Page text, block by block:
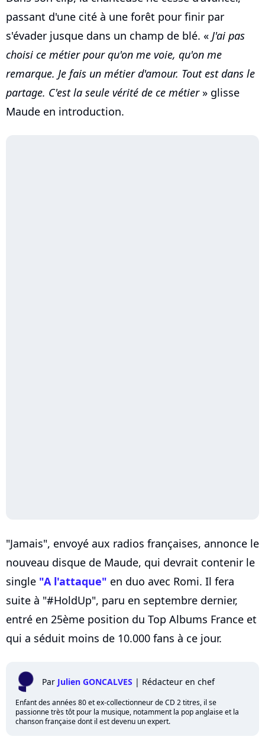
passant d'une cité à une forêt pour finir par
s'évader jusque dans un champ de blé. « J'ai pas
choisi ce métier pour qu'on me voie, qu'on me
remarque. Je fais un métier d'amour. Tout est dans le
partage. C'est la seule vérité de ce métier» glisse
Maude en introduction.
"Jamais", envoyé aux radios françaises, annonce le
nouveau disque de Maude, qui devrait contenir le
single "A l'attaque" en duo avec Romi. Il fera
suite à "#HoldUp", paru en septembre dernier,
entré en 25ème position du Top Albums France et
qui a séduit moins de 10.000 fans à ce jour.
Par Julien GONCALVES | Rédacteur en chef
Enfant des années 80 et ex-collectionneur de CD 2 titres, il se
passionne très tôt pour la musique, notamment la pop anglaise et la
chanson française dont il est devenu un expert.